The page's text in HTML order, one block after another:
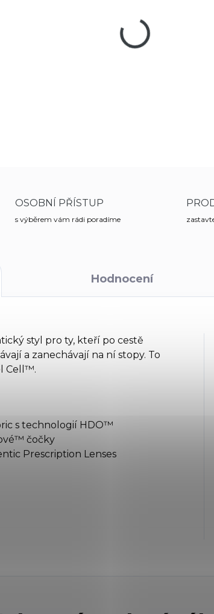
OSOBNÍ PŘÍSTUP
s výběrem vám rádi poradíme
Hodnocení
styl pro ty, kteří po cestě
a zanechávají na ní stopy. To
Cell™.
s technologií HDO™
čočky
Prescription Lenses